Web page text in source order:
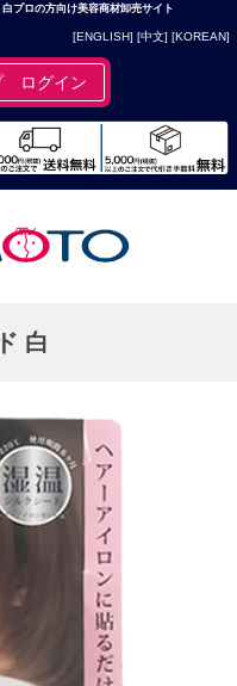
プロの方向け美容商材卸売サイト
[ENGLISH] [中文] [KOREAN]
ログイン
白